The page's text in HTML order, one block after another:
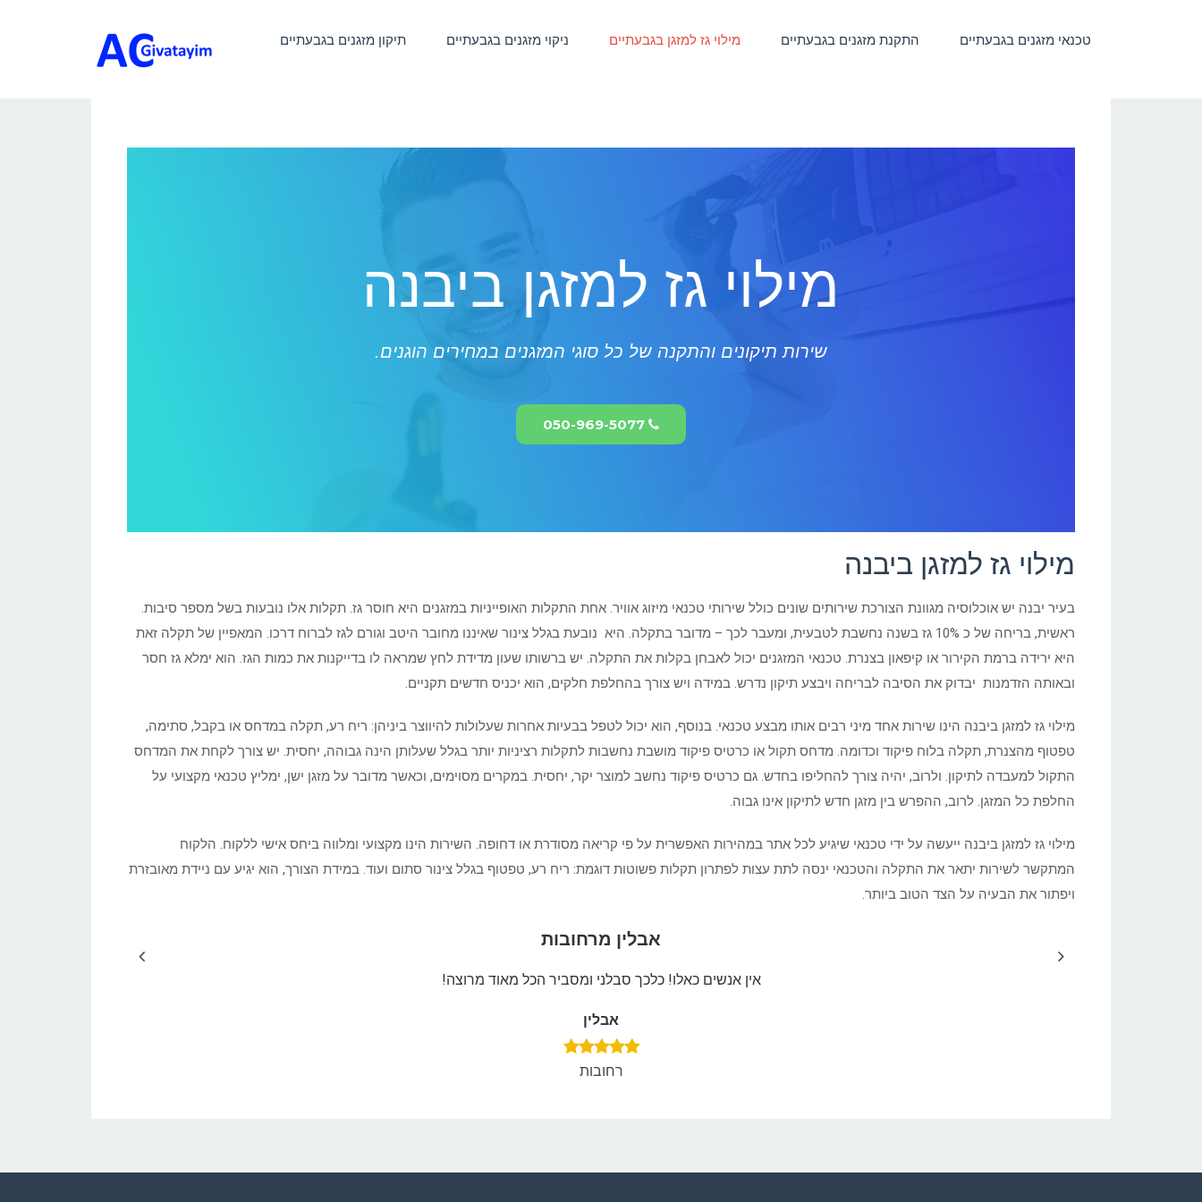
טכנאי מזגנים בגבעתיים התקנת מזגנים בגבעתיים מילוי גז למזגן בגבעתיים ניקוי מזגנים בגבעתיים תיקון מזגנים בגבעתיים
מילוי גז למזגן ביבנה
שירות תיקונים והתקנה של כל סוגי המזגנים במחירים הוגנים.
050-969-5077
מילוי גז למזגן ביבנה
בעיר יבנה יש אוכלוסיה מגוונת הצורכת שירותים שונים כולל שירותי טכנאי מיזוג אוויר. אחת התקלות האופייניות במזגנים היא חוסר גז. תקלות אלו נובעות בשל מספר סיבות.
ראשית, בריחה של כ 10% גז בשנה נחשבת לטבעית, ומעבר לכך – מדובר בתקלה. היא נובעת בגלל צינור שאיננו מחובר היטב וגורם לגז לברוח דרכו. המאפיין של תקלה זאת
היא ירידה ברמת הקירור או קיפאון בצנרת. טכנאי המזגנים יכול לאבחן בקלות את התקלה. יש ברשותו שעון מדידת לחץ שמראה לו בדייקנות את כמות הגז. הוא ימלא גז חסר
ובאותה הזדמנות יבדוק את הסיבה לבריחה ויבצע תיקון נדרש. במידה ויש צורך בהחלפת חלקים, הוא יכניס חדשים תקניים.
מילוי גז למזגן ביבנה הינו שירות אחד מיני רבים אותו מבצע טכנאי. בנוסף, הוא יכול לטפל בבעיות אחרות שעלולות להיווצר ביניהן: ריח רע, תקלה במדחס או בקבל, סתימה,
טפטוף מהצנרת, תקלה בלוח פיקוד וכדומה. מדחס תקול או כרטיס פיקוד מושבת נחשבות לתקלות רציניות יותר בגלל שעלותן הינה גבוהה, יחסית. יש צורך לקחת את המדחס
התקול למעבדה לתיקון. ולרוב, יהיה צורך להחליפו בחדש. גם כרטיס פיקוד נחשב למוצר יקר, יחסית. במקרים מסוימים, וכאשר מדובר על מזגן ישן, ימליץ טכנאי מקצועי על
החלפת כל המזגן. לרוב, ההפרש בין מזגן חדש לתיקון אינו גבוה.
מילוי גז למזגן ביבנה ייעשה על ידי טכנאי שיגיע לכל אתר במהירות האפשרית על פי קריאה מסודרת או דחופה. השירות הינו מקצועי ומלווה ביחס אישי ללקוח. הלקוח
המתקשר לשירות יתאר את התקלה והטכנאי ינסה לתת עצות לפתרון תקלות פשוטות דוגמת: ריח רע, טפטוף בגלל צינור סתום ועוד. במידת הצורך, הוא יגיע עם ניידת מאובזרת
ויפתור את הבעיה על הצד הטוב ביותר.
אבלין מרחובות
אין אנשים כאלו! כלכך סבלני ומסביר הכל מאוד מרוצה!
אבלין
רחובות